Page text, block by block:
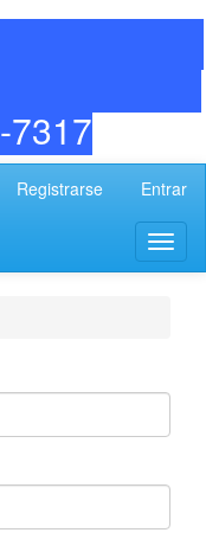
7317
Registrarse Entrar